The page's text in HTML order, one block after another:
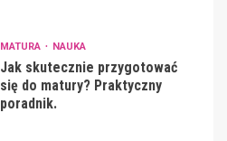
MATURA NAUKA
Jak skutecznie przygotować
się do matury? Praktyczny
poradnik.